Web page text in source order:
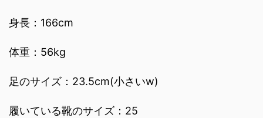
身長：166cm
体重：56kg
足のサイズ：23.5cm(小さいw)
履いている靴のサイズ：25